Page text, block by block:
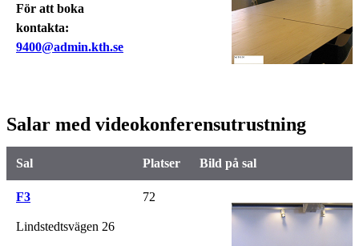
För att boka
kontakta:
9400@admin.kth.se
Salar med videokonferensutrustning
Sal Platser Bild på sal
F3
Lindstedtsvägen 26
72